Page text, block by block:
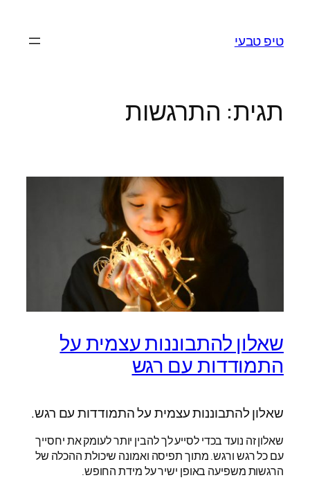
טיפ טבעי
תגית: התרגשות
שאלון להתבוננות עצמית על
התמודדות עם רגש
שאלון להתבוננות עצמית על התמודדות עם רגש.
שאלון זה נועד בכדי לסייע לך להבין יותר לעומק את יחסייך
עם כל רגש ורגש. מתוך תפיסה ואמונה שיכולת ההכלה של
הרגשות משפיעה באופן ישיר על מידת החופש.